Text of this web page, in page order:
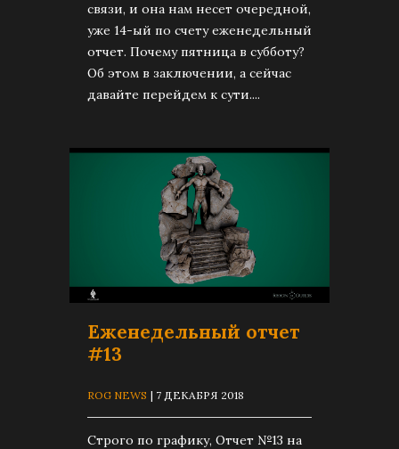
связи, и она нам несет очередной,
уже 14-ый по счету еженедельный
отчет. Почему пятница в субботу?
Об этом в заключении, а сейчас
давайте перейдем к сути....
Еженедельный отчет
#13
ROG NEWS | 7 ДЕКАБРЯ 2018
Строго по графику, Отчет №13 на